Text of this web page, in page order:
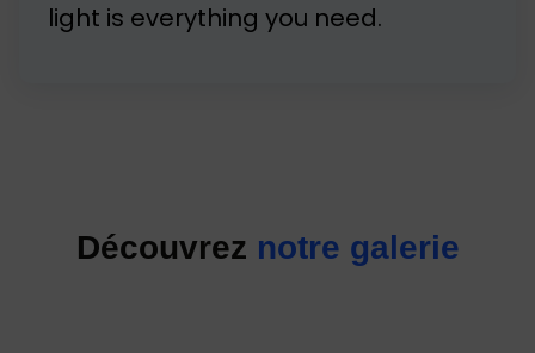
light is everything you need.
Découvrez notre galerie